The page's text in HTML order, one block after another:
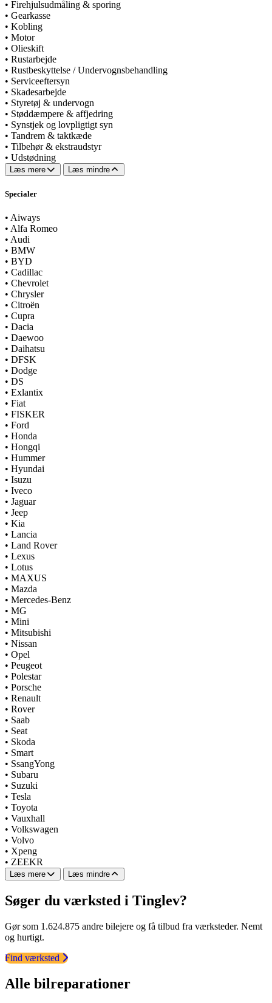
• Firehjulsudmåling & sporing
• Gearkasse
• Kobling
• Motor
• Olieskift
• Rustarbejde
• Rustbeskyttelse / Undervognsbehandling
• Serviceeftersyn
• Skadesarbejde
• Styretøj & undervogn
• Støddæmpere & affjedring
• Synstjek og lovpligtigt syn
• Tandrem & taktkæde
• Tilbehør & ekstraudstyr
• Udstødning
Læs mere Læs mindre
Specialer
• Aiways
• Alfa Romeo
• Audi
• BMW
• BYD
• Cadillac
• Chevrolet
• Chrysler
• Citroën
• Cupra
• Dacia
• Daewoo
• Daihatsu
• DFSK
• Dodge
• DS
• Exlantix
• Fiat
• FISKER
• Ford
• Honda
• Hongqi
• Hummer
• Hyundai
• Isuzu
• Iveco
• Jaguar
• Jeep
• Kia
• Lancia
• Land Rover
• Lexus
• Lotus
• MAXUS
• Mazda
• Mercedes-Benz
• MG
• Mini
• Mitsubishi
• Nissan
• Opel
• Peugeot
• Polestar
• Porsche
• Renault
• Rover
• Saab
• Seat
• Skoda
• Smart
• SsangYong
• Subaru
• Suzuki
• Tesla
• Toyota
• Vauxhall
• Volkswagen
• Volvo
• Xpeng
• ZEEKR
Læs mere Læs mindre
Søger du værksted i Tinglev?
Gør som 1.624.875 andre bilejere og få tilbud fra værksteder. Nemt
og hurtigt.
Find værksted
Alle bilreparationer